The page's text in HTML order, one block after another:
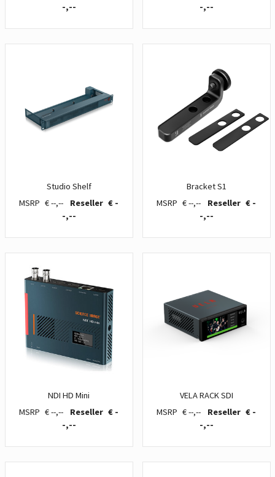
-,--
-,--
Studio Shelf
€ --,--
€ -
-,--
Bracket S1
€ --,--
€ -
-,--
NDI HD Mini
€ --,--
€ -
-,--
VELA RACK SDI
€ --,--
€ -
-,--